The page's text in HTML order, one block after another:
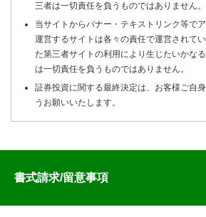
三者は一切責任を負うものではありません。
当サイトからバナー・テキストリンク等で
運営するサイトは各々の責任で運営されて
た第三者サイトの利用により生じたいかな
は一切責任を負うものではありません。
証券投資に関する最終決定は、お客様ご自
うお願いいたします。
書式請求/留意事項